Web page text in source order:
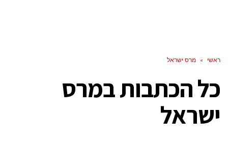
ראשי » מרס ישראל
כל הכתבות במרס
ישראל